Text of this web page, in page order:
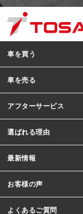
車を買う
車を売る
アフターサービス
選ばれる理由
最新情報
お客様の声
よくあるご質問